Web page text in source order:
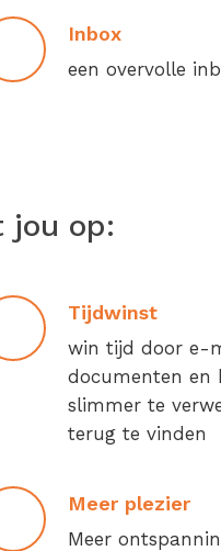
Inbox
een overvolle
jou op:
Tijdwinst
win tijd door e-
documenten en
slimmer te
terug te vinden
Meer plezier
Meer